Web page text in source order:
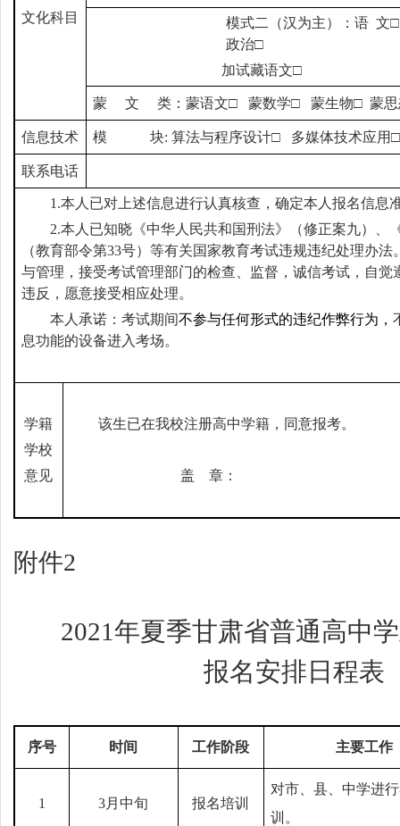
文化科目
模式二（汉为主）：语
政治□
加试藏语文□
蒙 文 类：蒙语文□ 蒙数学□ 蒙生物□
信息技术 模 块: 算法与程序设计□ 多媒体技术应用
联系电话
1.本人已对上述信息进行认真核查，确定本人报名信息
2.本人已知晓 《中华人民共和国刑法》（修正案九）
、
（教育部令第33号）等有关国家教育考试违规违纪处理办法
与管理，接受考试管理部门的检查、监督， 诚信考试，自觉
违反，愿意接受相应处理。
本人承诺：考试期间不参与任何形式的违纪作弊行为，
息功能的设备进入考场。
学籍
学校
意见
该生已在我校注册高中学籍，同意报考。
盖 章：
附件2
2021年夏季甘肃省普通高中
报名安排日程表
序号 时间 工作阶段 主要工作
1 3月中旬 报名培训
对市、县、中学进
训。